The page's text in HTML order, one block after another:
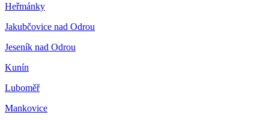
Heřmánky
Jakubčovice nad Odrou
Jeseník nad Odrou
Kunín
Luboměř
Mankovice